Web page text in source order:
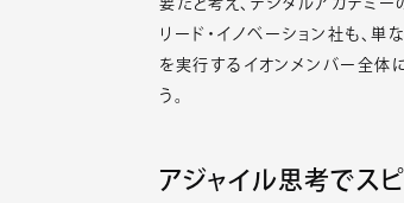
要だと考え、デジタルアカデミー
リード・イノベーション社も、単
を実行するイオンメンバー全体
う。
アジャイル思考でス